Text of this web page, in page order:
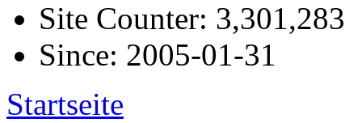
Site Counter: 3,301,283
Since: 2005-01-31
Startseite